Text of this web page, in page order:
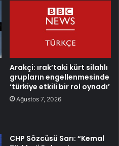
Arakçi: ırak’taki kürt silahlı
grupların engellenmesinde
‘türkiye etkili bir rol oynadı’
Ağustos 7, 2026
CHP Sözcüsü Sarı: “Kemal